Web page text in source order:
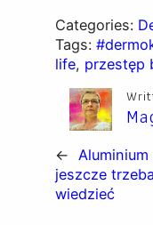
Categories:
Tags:
life, przestęp
←
Aluminium
jeszcze trzeba
wiedzieć